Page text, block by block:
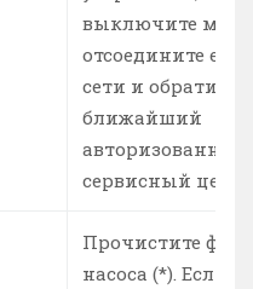
выключите
отсоедините ее
сети и
ближайший
авторизованный
сервисный
Прочистите
насоса (*). Если